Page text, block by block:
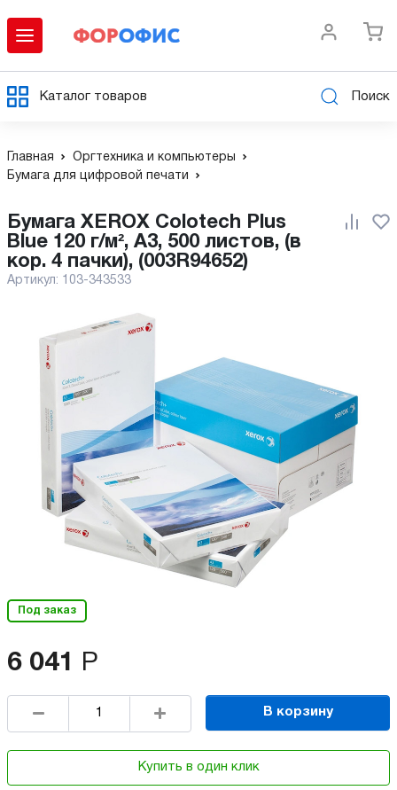
Каталог товаров Поиск
Главная
Оргтехника и компьютеры
Бумага для цифровой печати
Бумага XEROX Colotech Plus
Blue 120 г/м², A3, 500 листов, (в
кор. 4 пачки), (003R94652)
Артикул: 103-343533
Под заказ
6 041 Р
В корзину
Купить в один клик